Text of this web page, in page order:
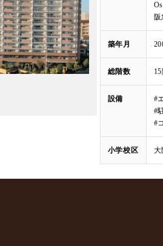
築年月
総階数
設備 #
#
#
小学校区 大